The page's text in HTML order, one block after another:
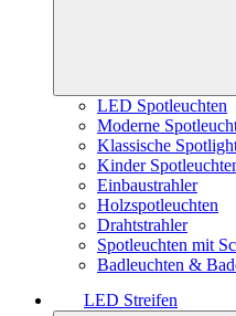
LED Spotleuchten
Moderne
Klassische
Kinder
Einbaustrahler
Holzspotleuchten
Drahtstrahler
Spotleuchten mit
Badleuchten &
LED Streifen